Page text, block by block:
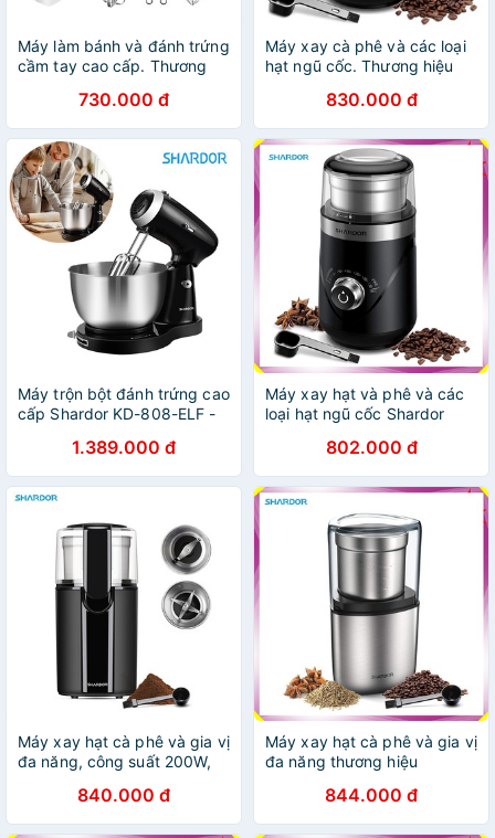
Máy làm bánh và đánh trứng
cầm tay cao cấp. Thương
Công suất 350W
730.000 đ
Máy xay cà phê và các loại
hạt ngũ cốc. Thương hiệu
công suất 150W (Bảo hành:
1 Năm Chính Hãng
830.000 đ
Máy trộn bột đánh trứng cao
cấp Shardor KD-808-ELF -
NHẬP KHẨU (Bảo hành 12
tháng)
1.389.000 đ
Máy xay hạt và phê và các
loại hạt ngũ cốc Shardor
KHẨU (Bảo hành 12 tháng)
802.000 đ
Máy xay hạt cà phê và gia vị
đa năng, công suất 200W,
Shardor - CG628B (Bảo
hành: 1 NĂM Chính hãng)
840.000 đ
Máy xay hạt cà phê và gia vị
đa năng thương hiệu
suất 200W - Chất liệu: Thép
không gỉ 304
844.000 đ